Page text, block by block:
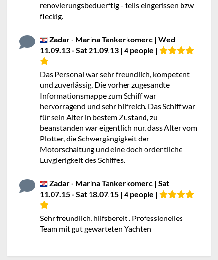
renovierungsbeduerftig - teils eingerissen bzw
fleckig.
Zadar - Marina Tankerkomerc | Wed
11.09.13 - Sat 21.09.13 | 4 people |
Das Personal war sehr freundlich, kompetent
und zuverlässig, Die vorher zugesandte
Informationsmappe zum Schiff war
hervorragend und sehr hilfreich. Das Schiff war
für sein Alter in bestem Zustand, zu
beanstanden war eigentlich nur, dass Alter vom
Plotter, die Schwergängigkeit der
Motorschaltung und eine doch ordentliche
Luvgierigkeit des Schiffes.
Zadar - Marina Tankerkomerc | Sat
11.07.15 - Sat 18.07.15 | 4 people |
Sehr freundlich, hilfsbereit . Professionelles
Team mit gut gewarteten Yachten